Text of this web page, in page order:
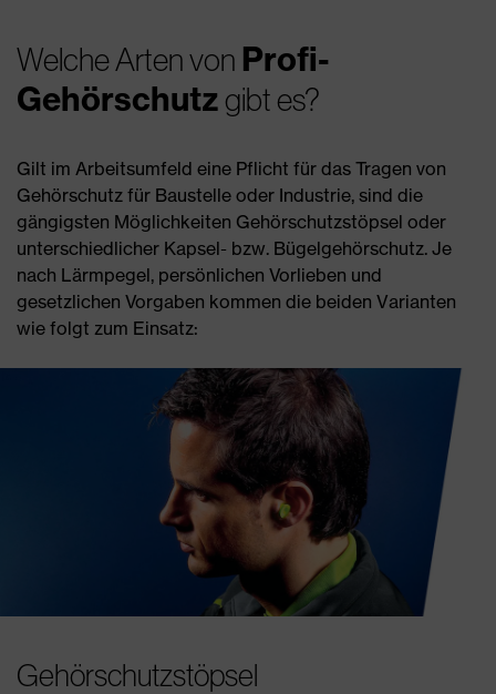
Welche Arten von Profi-
Gehörschutz gibt es?
Gilt im Arbeitsumfeld eine Pflicht für das Tragen von
Gehörschutz für Baustelle oder Industrie, sind die
gängigsten Möglichkeiten Gehörschutzstöpsel oder
unterschiedlicher Kapsel- bzw. Bügelgehörschutz. Je
nach Lärmpegel, persönlichen Vorlieben und
gesetzlichen Vorgaben kommen die beiden Varianten
wie folgt zum Einsatz:
Gehörschutzstöpsel